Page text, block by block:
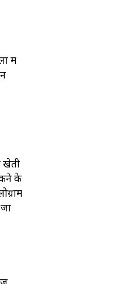
में
खेती
के